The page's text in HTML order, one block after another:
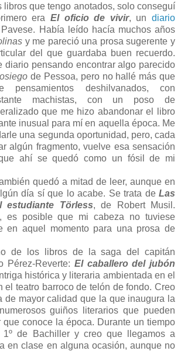
libros que tengo anotados, solo conseguí
era El oficio de vivir, undiario
Había leído hacía muchos años
y me pareció una prosa sugerente y
del que guardaba buen recuerdo.
diario pensando encontrar algo parecido
de Pessoa, pero no hallé más que
deshilvanados, con
machistas, con un poso de
que me hizo abandonar el libro
inusual para mí en aquella época. Me
una segunda oportunidad, pero, cada
algún fragmento, vuelve esa sensación
ahí se quedó como un fósil de mi
quedó a mitad de leer, aunque en
día sí que lo acabe. Se trata de Las
estudiante Törless, de Robert Musil.
es posible que mi cabeza no tuviese
en aquel momento para una prosa de
de los libros de la saga del capitán
Pérez-Reverte: El caballero del jubón
histórica y literaria ambientada en el
el teatro barroco de telón de fondo. Creo
de mayor calidad que la que inaugura la
guiños literarios que pueden
que conoce la época. Durante un tiempo
1º de Bachiller y creo que llegamos a
en clase en alguna ocasión, aunque no